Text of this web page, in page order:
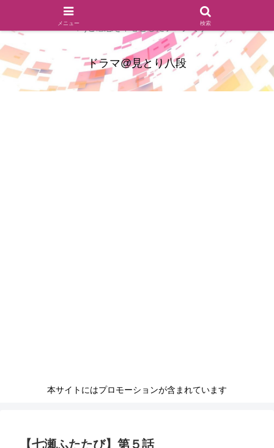
ドラマのシーンとセリフを切り取ったあらすじレビュー(復習ネタ
バレ)と感想を中心としたブログです
ドラマ@見とり八段
本サイトにはプロモーションが含まれています
【七瀬ふたたび】第５話
メニュー 検索